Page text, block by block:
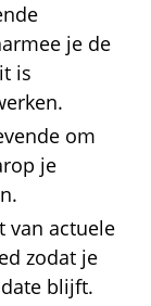
je de
is
.
om
je
van actuele
zodat je
blijft.